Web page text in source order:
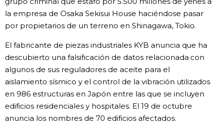
la empresa de Osaka Sekisui House haciéndose pasar
por propietarios de un terreno en Shinagawa, Tokio.
El fabricante de piezas industriales KYB anuncia que ha
descubierto una falsificación de datos relacionada con
algunos de sus reguladores de aceite para el
aislamiento sísmico y el control de la vibración utilizados
en 986 estructuras en Japón entre las que se incluyen
edificios residenciales y hospitales. El 19 de octubre
anuncia los nombres de 70 edificios afectados.